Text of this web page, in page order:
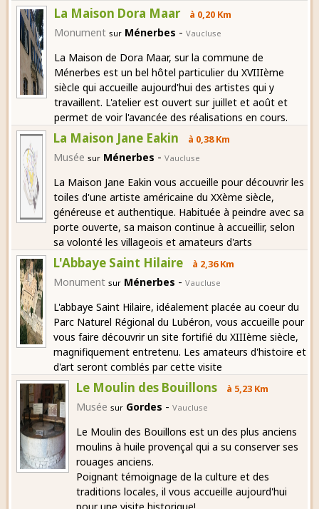
La Maison Dora Maar à 0,20 Km
Monument sur Ménerbes - Vaucluse
La Maison de Dora Maar, sur la commune de
Ménerbes est un bel hôtel particulier du XVIIIème
siècle qui accueille aujourd'hui des artistes qui y
travaillent. L'atelier est ouvert sur juillet et août et
permet de voir l'avancée des réalisations en cours.
La Maison Jane Eakin à 0,38 Km
Musée sur Ménerbes - Vaucluse
La Maison Jane Eakin vous accueille pour découvrir les
toiles d'une artiste américaine du XXème siècle,
généreuse et authentique. Habituée à peindre avec sa
porte ouverte, sa maison continue à accueillir, selon
sa volonté les villageois et amateurs d'arts
L'Abbaye Saint Hilaire à 2,36 Km
Monument sur Ménerbes - Vaucluse
L'abbaye Saint Hilaire, idéalement placée au coeur du
Parc Naturel Régional du Lubéron, vous accueille pour
vous faire découvrir un site fortifié du XIIIème siècle,
magnifiquement entretenu. Les amateurs d'histoire et
d'art seront comblés par cette visite
Le Moulin des Bouillons à 5,23 Km
Musée sur Gordes - Vaucluse
Le Moulin des Bouillons est un des plus anciens
moulins à huile provençal qui a su conserver ses
rouages anciens.
Poignant témoignage de la culture et des
traditions locales, il vous accueille aujourd'hui